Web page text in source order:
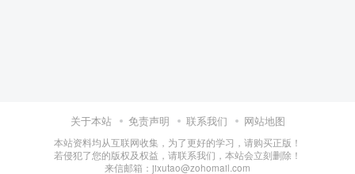
关于本站 免责声明 联系我们 网站地图
本站资料均从互联网收集，为了更好的学习，请购买正版！
若侵犯了您的版权及权益，请联系我们，本站会立刻删除！
来信邮箱：jixutao@zohomail.com